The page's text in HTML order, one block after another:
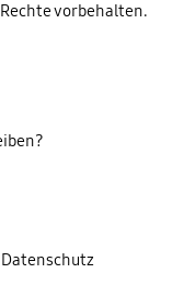
vorbehalten.
Datenschutz